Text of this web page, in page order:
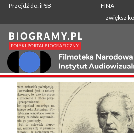
Przejdź do: iPSB
FINA
zwiększ
SZUKANA